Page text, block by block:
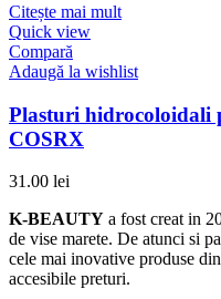
Citește mai mult
Quick view
Compară
Adaugă la wishlist
Plasturi hidrocoloidali
COSRX
31.00 lei
K-BEAUTY a fost creat in
de vise marete. De atunci si
cele mai inovative produse
accesibile preturi.